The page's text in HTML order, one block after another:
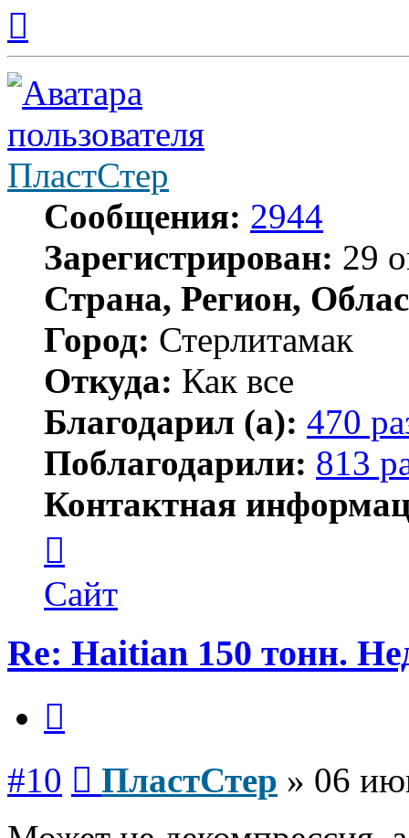
началу
ПластСтер
Сообщения: 2944
Зарегистрирован: 29
Страна, Регион,
Город: Стерлитамак
Откуда: Как все
Благодарил (а): 470
Поблагодарили: 813
Контактная
пользователя
ПластСтер
Сайт
Re: Haitian 150 тонн.
#10 ПластСтер » 06